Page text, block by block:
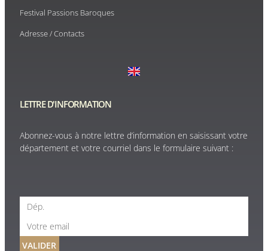
Festival Passions Baroques
Adresse / Contacts
LETTRE D'INFORMATION
Abonnez-vous à notre lettre d’information en saisissant votre
département et votre courriel dans le formulaire suivant :
VALIDER